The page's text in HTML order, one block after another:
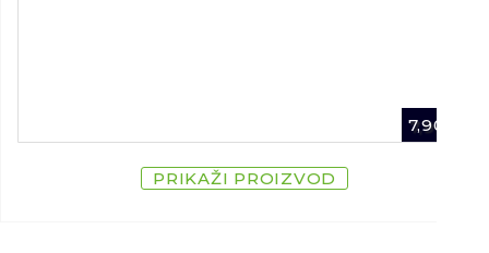
7,90
PRIKAŽI PROIZVOD